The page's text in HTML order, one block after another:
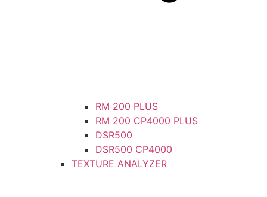
RM 200 PLUS
RM 200 CP4000 PLUS
DSR500
DSR500 CP4000
TEXTURE ANALYZER